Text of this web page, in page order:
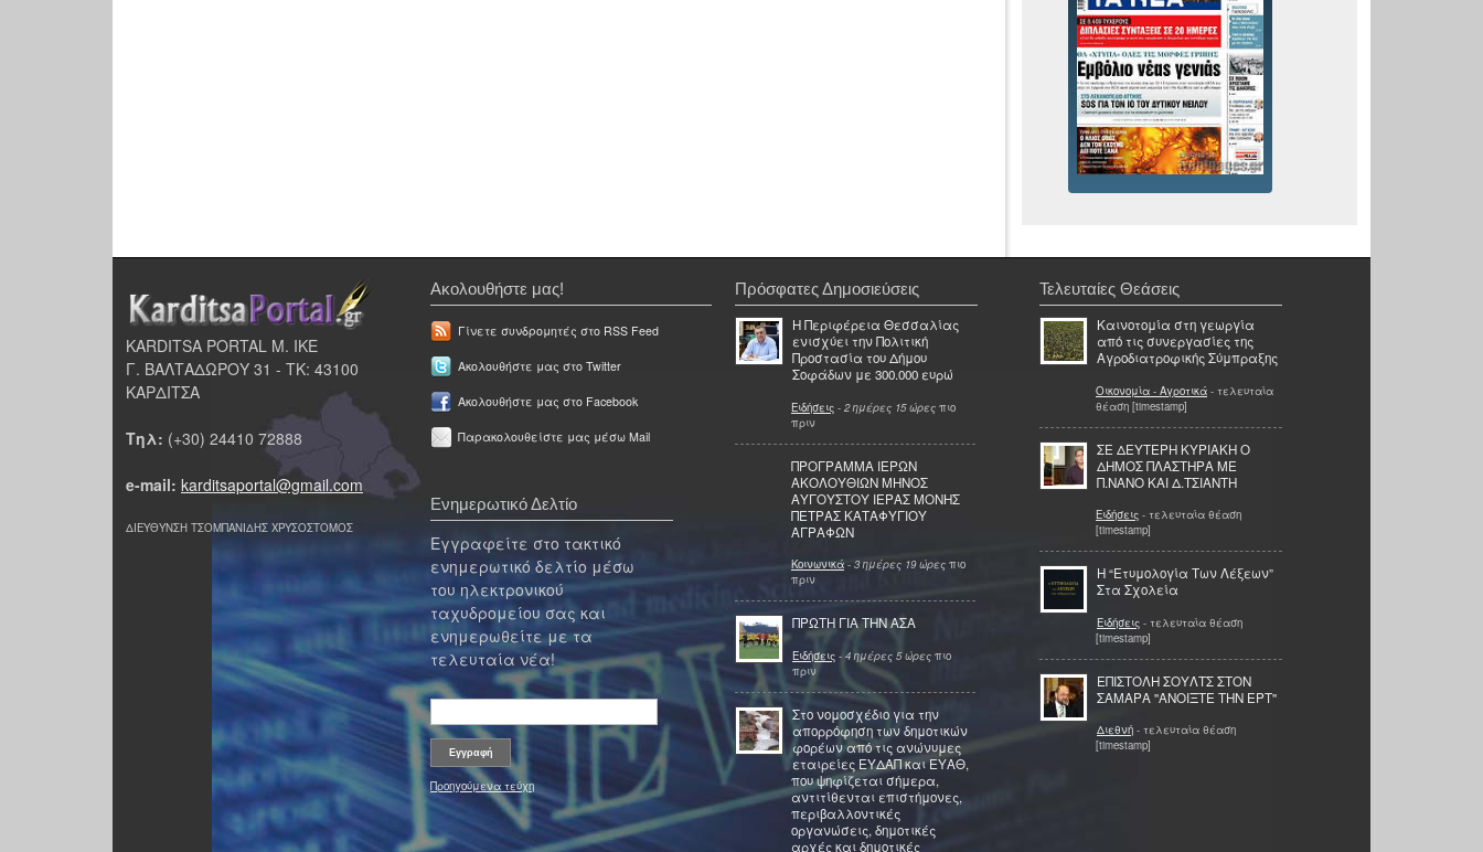
KARDITSA PORTAL Μ. ΙΚΕ
Γ. ΒΑΛΤΑΔΩΡΟΥ 31 - ΤΚ: 43100
ΚΑΡΔΙΤΣΑ
Τηλ: (+30) 24410 72888
e-mail: karditsaportal@gmail.com
ΔΙΕΥΘΥΝΣΗ ΤΣΟΜΠΑΝΙΔΗΣ ΧΡΥΣΟΣΤΟΜΟΣ
Ακολουθήστε μας!
Γίνετε συνδρομητές στο RSS Feed
Ακολουθήστε μας στο Twitter
Ακολουθήστε μας στο Facebook
Παρακολουθείστε μας μέσω Mail
Ενημερωτικό Δελτίο
Εγγραφείτε στο τακτικό
ενημερωτικό δελτίο μέσω
του ηλεκτρονικού
ταχυδρομείου σας και
ενημερωθείτε με τα
τελευταία νέα!
Προηγούμενα τεύχη
Πρόσφατες Δημοσιεύσεις
Η Περιφέρεια Θεσσαλίας
ενισχύει την Πολιτική
Προστασία του Δήμου
Σοφάδων με 300.000 ευρώ
Ειδήσεις - 2 ημέρες 15 ώρες πιο
πριν
ΠΡΟΓΡΑΜΜΑ ΙΕΡΩΝ
ΑΚΟΛΟΥΘΙΩΝ ΜΗΝΟΣ
ΑΥΓΟΥΣΤΟΥ ΙΕΡΑΣ ΜΟΝΗΣ
ΠΕΤΡΑΣ ΚΑΤΑΦΥΓΙΟΥ
ΑΓΡΑΦΩΝ
Κοινωνικά - 3 ημέρες 19 ώρες πιο
πριν
ΠΡΩΤΗ ΓΙΑ ΤΗΝ ΑΣΑ
Ειδήσεις - 4 ημέρες 5 ώρες πιο
πριν
Στο νομοσχέδιο για την
απορρόφηση των δημοτικών
φορέων από τις ανώνυμες
εταιρείες ΕΥΔΑΠ και ΕΥΑΘ,
που ψηφίζεται σήμερα,
αντιτίθενται επιστήμονες,
περιβαλλοντικές
οργανώσεις, δημοτικές
αρχές και δημοτικές
Τελευταίες Θεάσεις
Καινοτομία στη γεωργία
από τις συνεργασίες της
Αγροδιατροφικής Σύμπραξης
Οικονομία - Αγροτικά - τελευταία
θέαση [timestamp]
ΣΕ ΔΕΥΤΕΡΗ ΚΥΡΙΑΚΗ Ο
ΔΗΜΟΣ ΠΛΑΣΤΗΡΑ ΜΕ
Π.ΝΑΝΟ ΚΑΙ Δ.ΤΣΙΑΝΤΗ
Ειδήσεις - τελευταία θέαση
[timestamp]
Η “Ετυμολογία Των Λέξεων”
Στα Σχολεία
Ειδήσεις - τελευταία θέαση
[timestamp]
ΕΠΙΣΤΟΛΗ ΣΟΥΛΤΣ ΣΤΟΝ
ΣΑΜΑΡΑ ''ΑΝΟΙΞΤΕ ΤΗΝ ΕΡΤ''
Διεθνή - τελευταία θέαση
[timestamp]